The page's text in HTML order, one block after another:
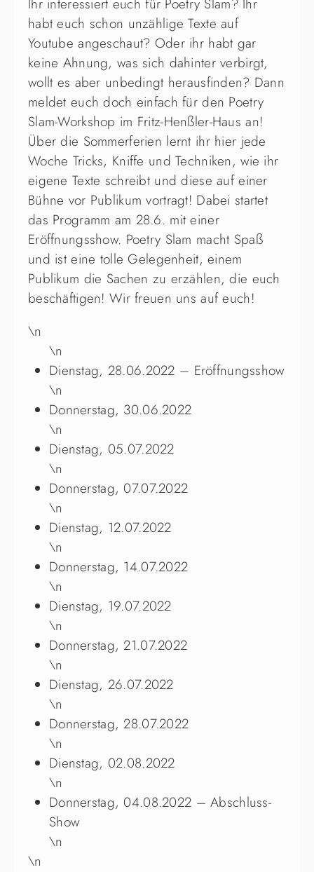
Ihr interessiert euch für Poetry Slam? Ihr
habt euch schon unzählige Texte auf
Youtube angeschaut? Oder ihr habt gar
keine Ahnung, was sich dahinter verbirgt,
wollt es aber unbedingt herausfinden? Dann
meldet euch doch einfach für den Poetry
Slam-Workshop im Fritz-Henßler-Haus an!
Über die Sommerferien lernt ihr hier jede
Woche Tricks, Kniffe und Techniken, wie ihr
eigene Texte schreibt und diese auf einer
Bühne vor Publikum vortragt! Dabei startet
das Programm am 28.6. mit einer
Eröffnungsshow. Poetry Slam macht Spaß
und ist eine tolle Gelegenheit, einem
Publikum die Sachen zu erzählen, die euch
beschäftigen! Wir freuen uns auf euch!
\n
\n
Dienstag, 28.06.2022 – Eröffnungsshow
\n
Donnerstag, 30.06.2022
\n
Dienstag, 05.07.2022
\n
Donnerstag, 07.07.2022
\n
Dienstag, 12.07.2022
\n
Donnerstag, 14.07.2022
\n
Dienstag, 19.07.2022
\n
Donnerstag, 21.07.2022
\n
Dienstag, 26.07.2022
\n
Donnerstag, 28.07.2022
\n
Dienstag, 02.08.2022
\n
Donnerstag, 04.08.2022 – Abschluss-
Show
\n
\n